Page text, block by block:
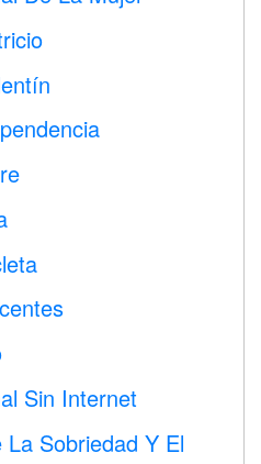
Sin Internet
Sobriedad Y El